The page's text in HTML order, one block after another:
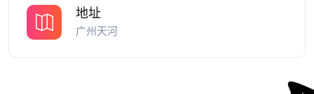
地址
广州天河